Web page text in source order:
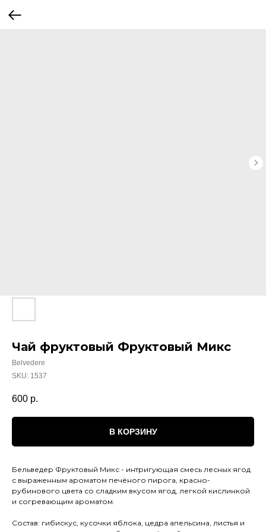
Чай фруктовый Фруктовый Микс
Belvedere
SKU: 1537
600 р.
В КОРЗИНУ
Бельведер Фруктовый Микс - интригующая смесь лесных ягод
с выраженным ароматом печёного пирога, красно-
рубинового цвета со сладким вкусом ягод, легкой кислинкой
и согревающим ароматом.
Состав: гибискус, кусочки яблока, цедра апельсина, листья и